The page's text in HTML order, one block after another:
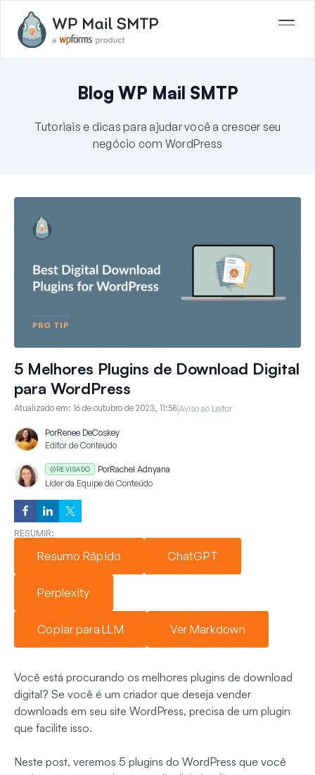
Blog WP Mail SMTP
Tutoriais e dicas para ajudar você a crescer seu
negócio com WordPress
5 Melhores Plugins de Download Digital
para WordPress
Atualizado em: 16 de outubro de 2023, 11:58 Aviso ao Leitor
PorRenee DeCoskey
Editor de Conteúdo
REVISADO PorRachel Adnyana
Líder da Equipe de Conteúdo
RESUMIR:
Resumo Rápido ChatGPT
Perplexity
Copiar para LLM Ver Markdown
Você está procurando os melhores plugins de download
digital? Se você é um criador que deseja vender
downloads em seu site WordPress, precisa de um plugin
que facilite isso.
Neste post, veremos 5 plugins do WordPress que você